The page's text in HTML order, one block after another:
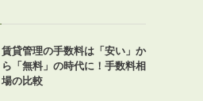
賃貸管理の手数料は「安い」か
ら「無料」の時代に！手数料相
場の比較